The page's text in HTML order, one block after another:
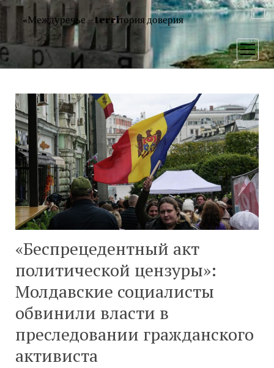
«Междуречье – terriтория доверия
меню
«Беспрецедентный акт
политической цензуры»:
Молдавские социалисты
обвинили власти в
преследовании гражданского
активиста